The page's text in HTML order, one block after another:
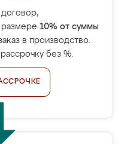
размере 10% от суммы
в производство.
без %.